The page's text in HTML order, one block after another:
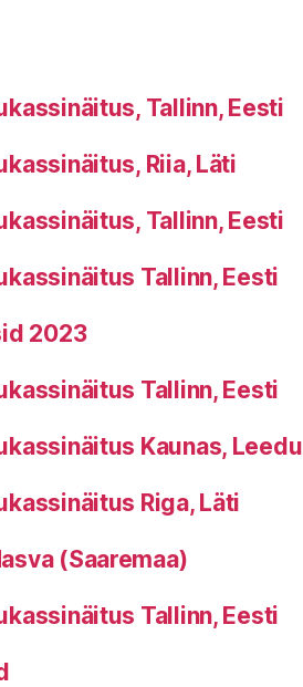
Tallinn, Eesti
Riia, Läti
Tallinn, Eesti
Tallinn, Eesti
2023
Tallinn, Eesti
Kaunas, Leedu
Riga, Läti
(Saaremaa)
Tallinn, Eesti